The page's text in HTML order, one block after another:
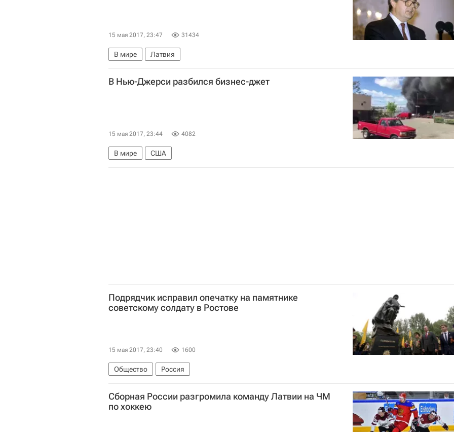
15 мая 2017, 23:47 31434
В мире Латвия
В Нью-Джерси разбился бизнес-джет
15 мая 2017, 23:44 4082
В мире США
Подрядчик исправил опечатку на памятнике
советскому солдату в Ростове
15 мая 2017, 23:40 1600
Общество Россия
Сборная России разгромила команду Латвии на ЧМ
по хоккею